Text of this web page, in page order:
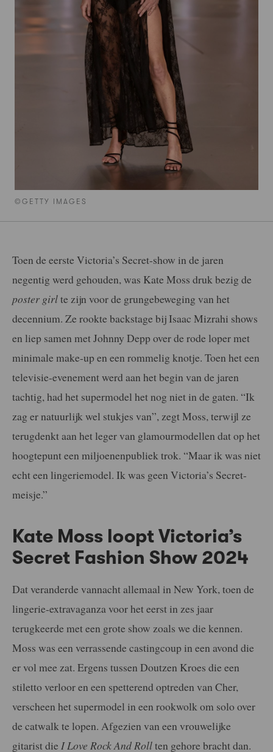
©GETTY IMAGES
Toen de eerste Victoria’s Secret-show in de jaren
negentig werd gehouden, was Kate Moss druk bezig de
poster girlte zijn voor de grungebeweging van het
decennium. Ze rookte backstage bij Isaac Mizrahi shows
en liep samen met Johnny Depp over de rode loper met
minimale make-up en een rommelig knotje. Toen het een
televisie-evenement werd aan het begin van de jaren
tachtig, had het supermodel het nog niet in de gaten. “Ik
zag er natuurlijk wel stukjes van”, zegt Moss, terwijl ze
terugdenkt aan het leger van glamourmodellen dat op het
hoogtepunt een miljoenenpubliek trok. “Maar ik was niet
echt een lingeriemodel. Ik was geen Victoria’s Secret-
meisje.”
Kate Moss loopt Victoria’s
Secret Fashion Show 2024
Dat veranderde vannacht allemaal in New York, toen de
lingerie-extravaganza voor het eerst in zes jaar
terugkeerde met een grote show zoals we die kennen.
Moss was een verrassende castingcoup in een avond die
er vol mee zat. Ergens tussen Doutzen Kroes die een
stiletto verloor en een spetterend optreden van Cher,
verscheen het supermodel in een rookwolk om solo over
de catwalk te lopen. Afgezien van een vrouwelijke
gitarist die I Love Rock And Rollten gehore bracht dan.